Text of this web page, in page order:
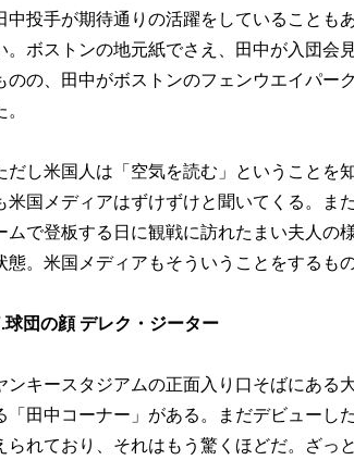
投手が期待通りの活躍をしていることも
。ボストンの地元紙でさえ、田中が入団会
のの、田中がボストンのフェンウエイパー
し米国人は「空気を読む」ということを
米国メディアはずけずけと聞いてくる。ま
ムで登板する日に観戦に訪れたまい夫人の
態。米国メディアもそういうことをするも
団の顔 デレク・ジーター
キースタジアムの正面入り口そばにある
「田中コーナー」がある。まだデビューし
られており、それはもう驚くほどだ。ざっ